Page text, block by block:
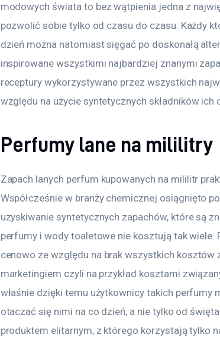
modowych świata to bez wątpienia jedna z
pozwolić sobie tylko od czasu do czasu. Każdy
dzień można natomiast sięgać po doskonałą
inspirowane wszystkimi najbardziej znanymi
receptury wykorzystywane przez wszystkich
względu na użycie syntetycznych składników ich
Perfumy lane na mililitry
Zapach lanych perfum kupowanych na mililitr
Współcześnie w branży chemicznej osiągnięto
uzyskiwanie syntetycznych zapachów, które są
perfumy i wody toaletowe nie kosztują tak
cenowo ze względu na brak wszystkich
marketingiem czyli na przykład kosztami
właśnie dzięki temu użytkownicy takich perfumy
otaczać się nimi na co dzień, a nie tylko od
produktem elitarnym, z którego korzystają tylko